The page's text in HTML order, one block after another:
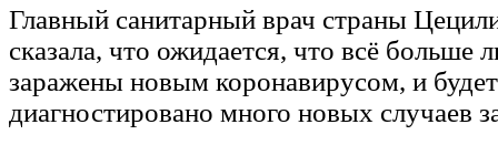
Главный санитарный врач страны
сказала, что ожидается, что всё больше
заражены новым коронавирусом, и будет
диагностировано много новых случаев